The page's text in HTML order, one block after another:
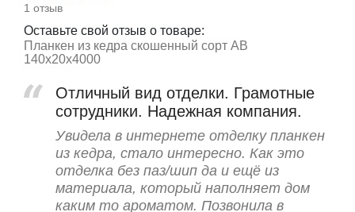
1 отзыв
Оставьте свой отзыв о товаре:
Планкен из кедра скошенный сорт АВ
140x20x4000
Отличный вид отделки. Грамотные
сотрудники. Надежная компания.
Увидела в интернете отделку планкен
из кедра, стало интересно. Как это
отделка без паз/шип да и ещё из
материала, который наполняет дом
каким то ароматом. Позвонила в